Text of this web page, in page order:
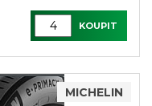
KOUPIT
MICHELIN